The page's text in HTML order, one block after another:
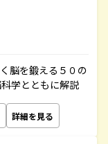
脳を鍛える５０の
学とともに解説
詳細を見る